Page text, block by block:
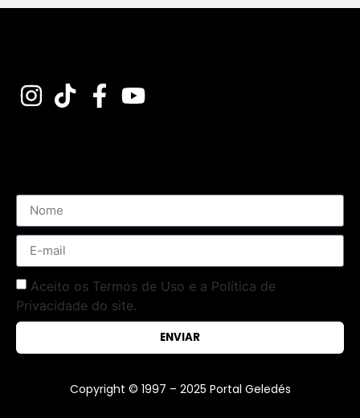
Aceito os Termos de Uso e a Política de
Privacidade do site.
ENVIAR
Copyright © 1997 – 2025 Portal Geledés